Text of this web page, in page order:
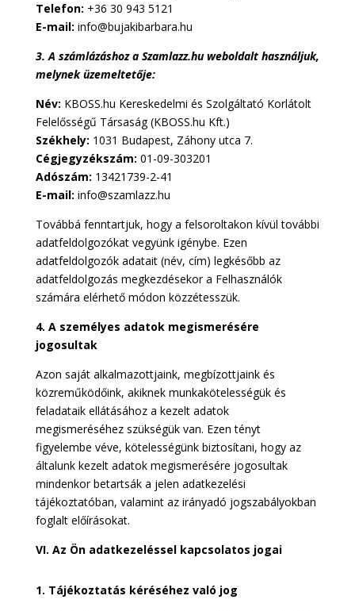
Telefon: +36 30 943 5121
E-mail: info@bujakibarbara.hu
3. A számlázáshoz a Szamlazz.hu weboldalt használjuk,
melynek üzemeltetője:
Név: KBOSS.hu Kereskedelmi és Szolgáltató Korlátolt
Felelősségű Társaság (KBOSS.hu Kft.)
Székhely: 1031 Budapest, Záhony utca 7.
Cégjegyzékszám: 01-09-303201
Adószám: 13421739-2-41
E-mail: info@szamlazz.hu
Továbbá fenntartjuk, hogy a felsoroltakon kívül további
adatfeldolgozókat vegyünk igénybe. Ezen
adatfeldolgozók adatait (név, cím) legkésőbb az
adatfeldolgozás megkezdésekor a Felhasználók
számára elérhető módon közzétesszük.
4. A személyes adatok megismerésére
jogosultak
Azon saját alkalmazottjaink, megbízottjaink és
közreműködőink, akiknek munkakötelességük és
feladataik ellátásához a kezelt adatok
megismeréséhez szükségük van. Ezen tényt
figyelembe véve, kötelességünk biztosítani, hogy az
általunk kezelt adatok megismerésére jogosultak
mindenkor betartsák a jelen adatkezelési
tájékoztatóban, valamint az irányadó jogszabályokban
foglalt előírásokat.
VI. Az Ön adatkezeléssel kapcsolatos jogai
1. Tájékoztatás kéréséhez való jog